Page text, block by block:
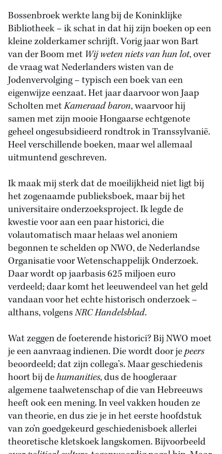
Bossenbroek werkte lang bij de Koninklijke
Bibliotheek – ik schat in dat hij zijn boeken op een
kleine zolderkamer schrijft. Vorig jaar won Bart
van der Boom met Wij weten niets van hun lot, over
de vraag wat Nederlanders wisten van de
Jodenvervolging – typisch een boek van een
eigenwijze eenzaat. Het jaar daarvoor won Jaap
Scholten metKameraad baron, waarvoor hij
samen met zijn mooie Hongaarse echtgenote
geheel ongesubsidieerd rondtrok in Transsylvanië.
Heel verschillende boeken, maar wel allemaal
uitmuntend geschreven.
Ik maak mij sterk dat de moeilijkheid niet ligt bij
het zogenaamde publieksboek, maar bij het
universitaire onderzoeksproject. Ik legde de
kwestie voor aan een paar historici, die
volautomatisch maar helaas wel anoniem
begonnen te schelden op NWO, de Nederlandse
Organisatie voor Wetenschappelijk Onderzoek.
Daar wordt op jaarbasis 625 miljoen euro
verdeeld; daar komt het leeuwendeel van het geld
vandaan voor het echte historisch onderzoek –
althans, volgensNRC Handelsblad.
Wat zeggen de foeterende historici? Bij NWO moet
je een aanvraag indienen. Die wordt door jepeers
beoordeeld; dat zijn collega’s. Maar geschiedenis
hoort bij dehumanities, dus de hoogleraar
algemene taalwetenschap of die van Hebreeuws
heeft ook een mening. In veel vakken houden ze
van theorie, en dus zie je in het eerste hoofdstuk
van zo’n goedgekeurd geschiedenisboek allerlei
theoretische kletskoek langskomen. Bijvoorbeeld